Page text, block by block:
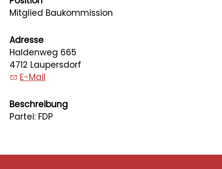
Freizeit/Kultur
Startseite
Mitglied Baukommission
Adresse
Haldenweg 665
4712 Laupersdorf
E-Mail
Beschreibung
Partei: FDP